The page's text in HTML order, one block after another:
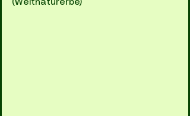
(Weltnaturerbe)